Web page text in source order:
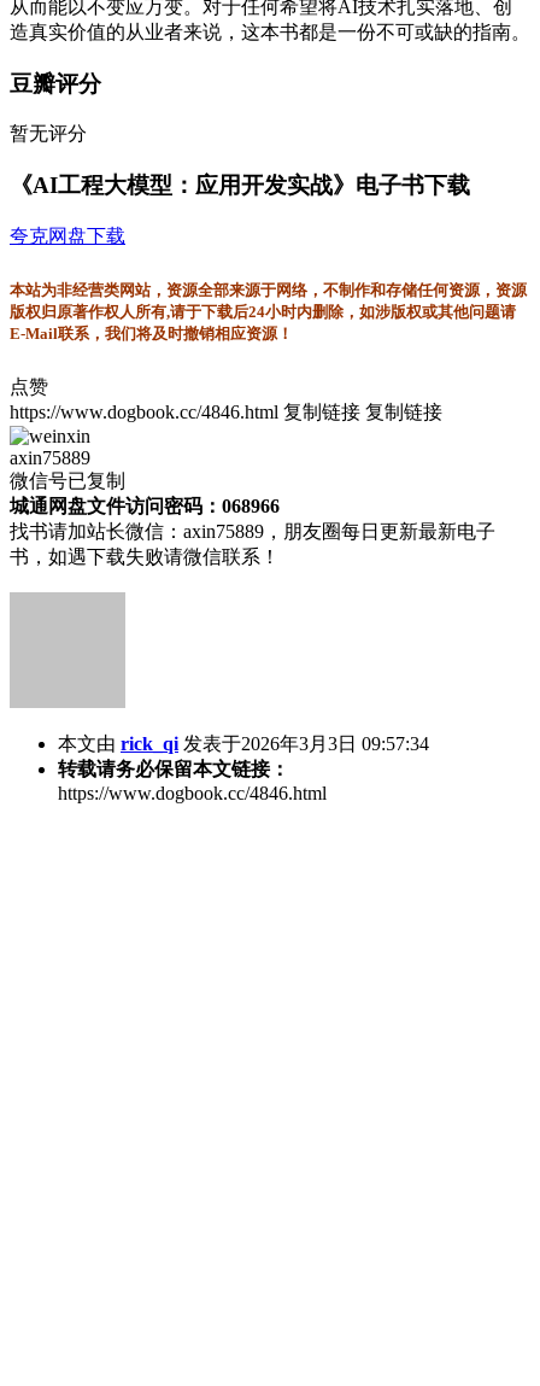
从而能以不变应万变。对于任何希望将AI技术扎实落地、创
造真实价值的从业者来说，这本书都是一份不可或缺的指南。
豆瓣评分
暂无评分
《AI工程大模型：应用开发实战》电子书下载
夸克网盘下载
本站为非经营类网站，资源全部来源于网络，不制作和存储任何资源，资源
版权归原著作权人所有,请于下载后24小时内删除，如涉版权或其他问题请
E-Mail联系，我们将及时撤销相应资源！
点赞
https://www.dogbook.cc/4846.html 复制链接 复制链接
axin75889
微信号已复制
城通网盘文件访问密码：068966
找书请加站长微信：axin75889，朋友圈每日更新最新电子
书，如遇下载失败请微信联系！
本文由 rick_qi 发表于2026年3月3日 09:57:34
转载请务必保留本文链接：
https://www.dogbook.cc/4846.html